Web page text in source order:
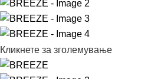
Кликнете за зголемување